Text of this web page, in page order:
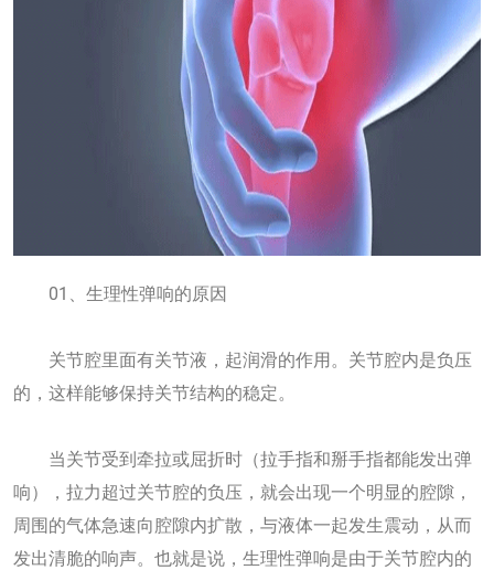
01、生理性弹响的原因
关节腔里面有关节液，起润滑的作用。关节腔内是负压
的，这样能够保持关节结构的稳定。
当关节受到牵拉或屈折时（拉手指和掰手指都能发出弹
响），拉力超过关节腔的负压，就会出现一个明显的腔隙，
周围的气体急速向腔隙内扩散，与液体一起发生震动，从而
发出清脆的响声。也就是说，生理性弹响是由于关节腔内的